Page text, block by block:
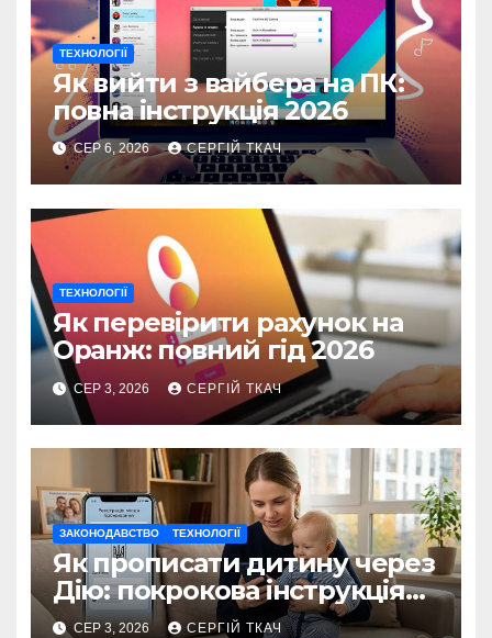
ТЕХНОЛОГІЇ
Як вийти з вайбера на ПК:
повна інструкція 2026
СЕР 6, 2026 СЕРГІЙ ТКАЧ
ТЕХНОЛОГІЇ
Як перевірити рахунок на
Оранж: повний гід 2026
СЕР 3, 2026 СЕРГІЙ ТКАЧ
ЗАКОНОДАВСТВО ТЕХНОЛОГІЇ
Як прописати дитину через
Дію: покрокова інструкція
2026
СЕР 3, 2026 СЕРГІЙ ТКАЧ